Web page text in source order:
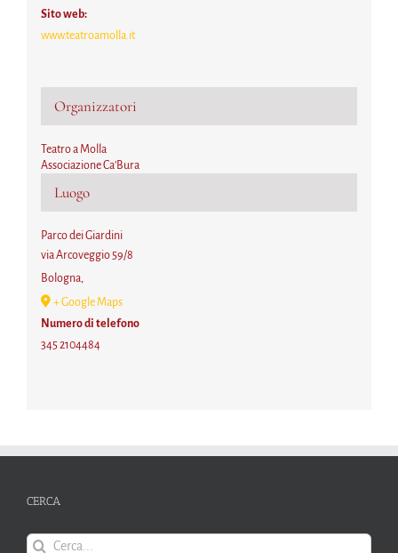
Sito web:
www.teatroamolla.it
Luogo
Parco dei Giardini
via Arcoveggio 59/8
Bologna,
+ Google Maps
Numero di telefono
345 2104484
Organizzatori
Teatro a Molla
Associazione Ca’Bura
CERCA
Cerca